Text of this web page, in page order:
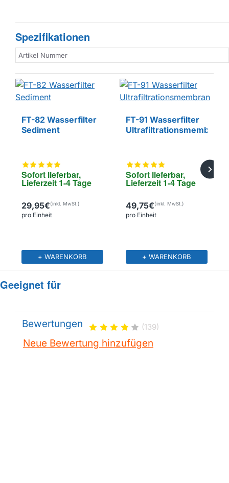
Spezifikationen
Artikel Nummer
EIGENMARKE
Sofort lieferbar,
Lieferzeit 1-4 Tage
FT-82 Wasserfilter
Sediment
29,95€
pro Einheit
+ WARENKORB
EIGENMARKE
Sofort lieferbar,
Lieferzeit 1-4 Tage
FT-91 Wasserfilter
Ultrafiltrationsmembran
49,75€
pro Einheit
+ WARENKORB
Geeignet für
Bewertungen (139)
Neue Bewertung hinzufügen